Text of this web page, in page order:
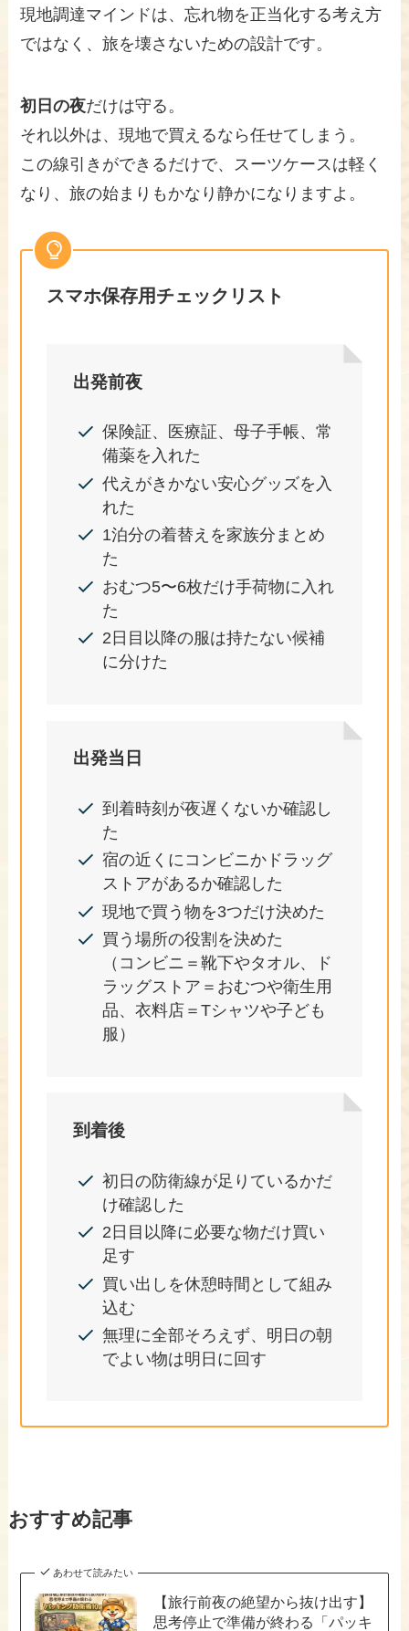
現地調達マインドは、忘れ物を正当化する考え方
ではなく、旅を壊さないための設計です。
初日の夜だけは守る。
それ以外は、現地で買えるなら任せてしまう。
この線引きができるだけで、スーツケースは軽く
なり、旅の始まりもかなり静かになりますよ。
スマホ保存用チェックリスト
出発前夜
保険証、医療証、母子手帳、常
備薬を入れた
代えがきかない安心グッズを入
れた
1泊分の着替えを家族分まとめ
た
おむつ5〜6枚だけ手荷物に入れ
た
2日目以降の服は持たない候補
に分けた
出発当日
到着時刻が夜遅くないか確認し
た
宿の近くにコンビニかドラッグ
ストアがあるか確認した
現地で買う物を3つだけ決めた
買う場所の役割を決めた
（コンビニ＝靴下やタオル、ド
ラッグストア＝おむつや衛生用
品、衣料店＝Tシャツや子ども
服）
到着後
初日の防衛線が足りているかだ
け確認した
2日目以降に必要な物だけ買い
足す
買い出しを休憩時間として組み
込む
無理に全部そろえず、明日の朝
でよい物は明日に回す
おすすめ記事
あわせて読みたい
【旅行前夜の絶望から抜け出す】
思考停止で準備が終わる「パッキ